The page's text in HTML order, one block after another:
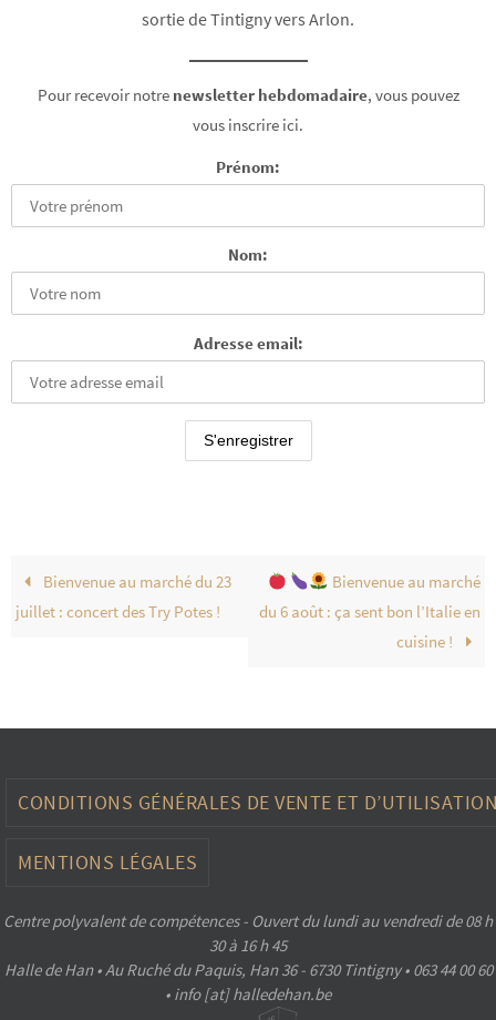
sortie de Tintigny vers Arlon.
Pour recevoir notre newsletter hebdomadaire, vous pouvez
vous inscrire ici.
Prénom:
Nom:
Adresse email:
Bienvenue au marché du 23
juillet : concert des Try Potes !
Bienvenue au marché
du 6 août : ça sent bon l’Italie en
cuisine !
CONDITIONS GÉNÉRALES DE VENTE ET
MENTIONS LÉGALES
Centre polyvalent de compétences - Ouvert du lundi au vendredi de 08 h
30 à 16 h 45
Halle de Han • Au Ruché du Paquis, Han 36 - 6730 Tintigny • 063 44 00 60
• info [at] halledehan.be